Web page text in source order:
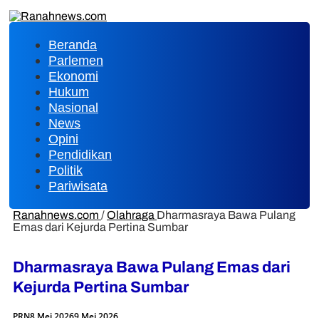
Beranda
Parlemen
Ekonomi
Hukum
Nasional
News
Opini
Pendidikan
Politik
Pariwisata
Ranahnews.com /Olahraga Dharmasraya Bawa Pulang
Emas dari Kejurda Pertina Sumbar
Dharmasraya Bawa Pulang Emas dari
Kejurda Pertina Sumbar